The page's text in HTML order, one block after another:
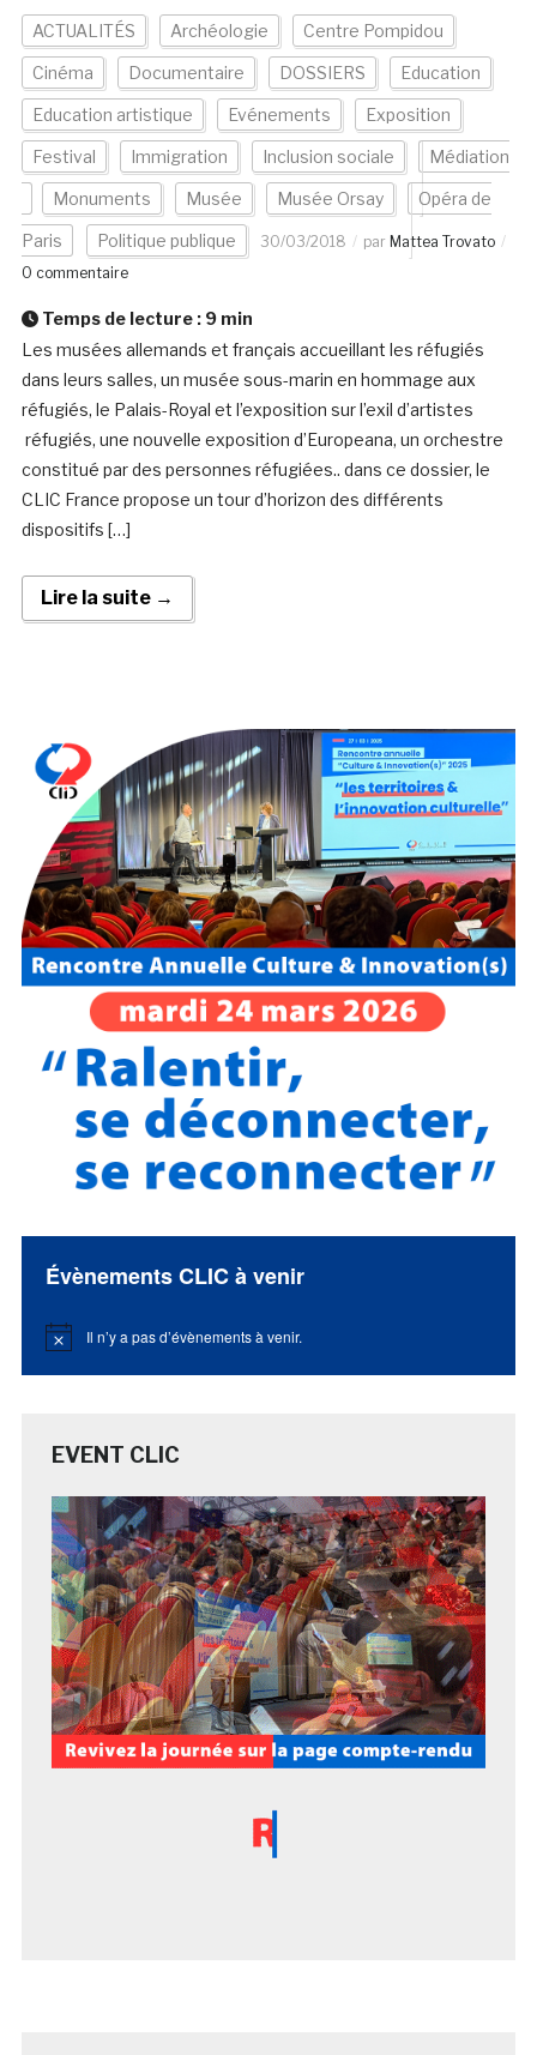
ACTUALITÉS Archéologie Centre Pompidou
Cinéma Documentaire DOSSIERS Education
Education artistique Evénements Exposition
Festival Immigration Inclusion sociale Médiation
Monuments Musée Musée Orsay Opéra de
Paris Politique publique 30/03/2018 par Mattea Trovato
0 commentaire
Temps de lecture : 9 min
Les musées allemands et français accueillant les réfugiés
dans leurs salles, un musée sous-marin en hommage aux
réfugiés, le Palais-Royal et l’exposition sur l’exil d’artistes
réfugiés, une nouvelle exposition d’Europeana, un orchestre
constitué par des personnes réfugiées.. dans ce dossier, le
CLIC France propose un tour d’horizon des différents
dispositifs […]
Lire la suite →
Évènements CLIC à venir
Notice Il n’y a pas d’évènements à venir.
EVENT CLIC